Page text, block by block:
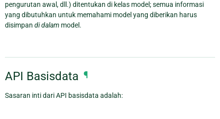
pengurutan awal, dll.) ditentukan di kelas model; semua informasi
yang dibutuhkan untuk memahami model yang diberikan harus
disimpan di dalam model.
API Basisdata ¶
Sasaran inti dari API basisdata adalah: